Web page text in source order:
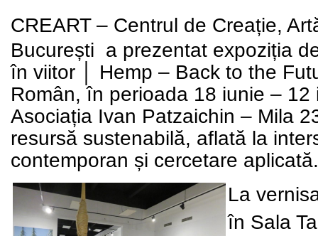
CREART– Centrul de Creație,
București a prezentat expoziția
în viitor │ Hemp – Back to the
Român,în perioada 18 iunie –
Asociația Ivan Patzaichin – Mila
resursă sustenabilă, aflată la
contemporan și cercetare aplicată.
La
în Sala